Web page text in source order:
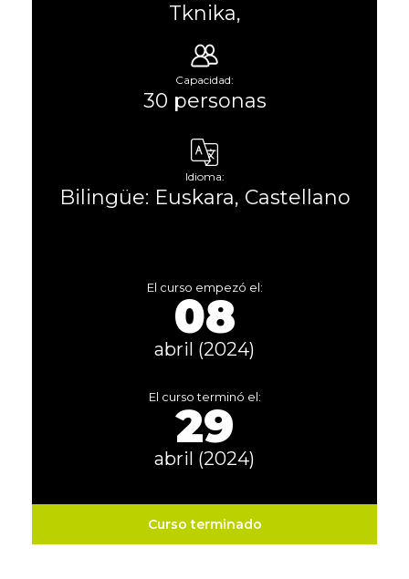
Tknika,
Capacidad:
30 personas
Idioma:
Bilingüe: Euskara, Castellano
El curso empezó el:
08
abril (2024)
El curso terminó el:
29
abril (2024)
Curso terminado